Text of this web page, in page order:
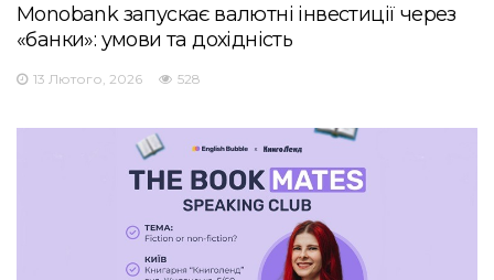
Monobank запускає валютні інвестиції через
«банки»: умови та дохідність
13 Лютого, 2026 528